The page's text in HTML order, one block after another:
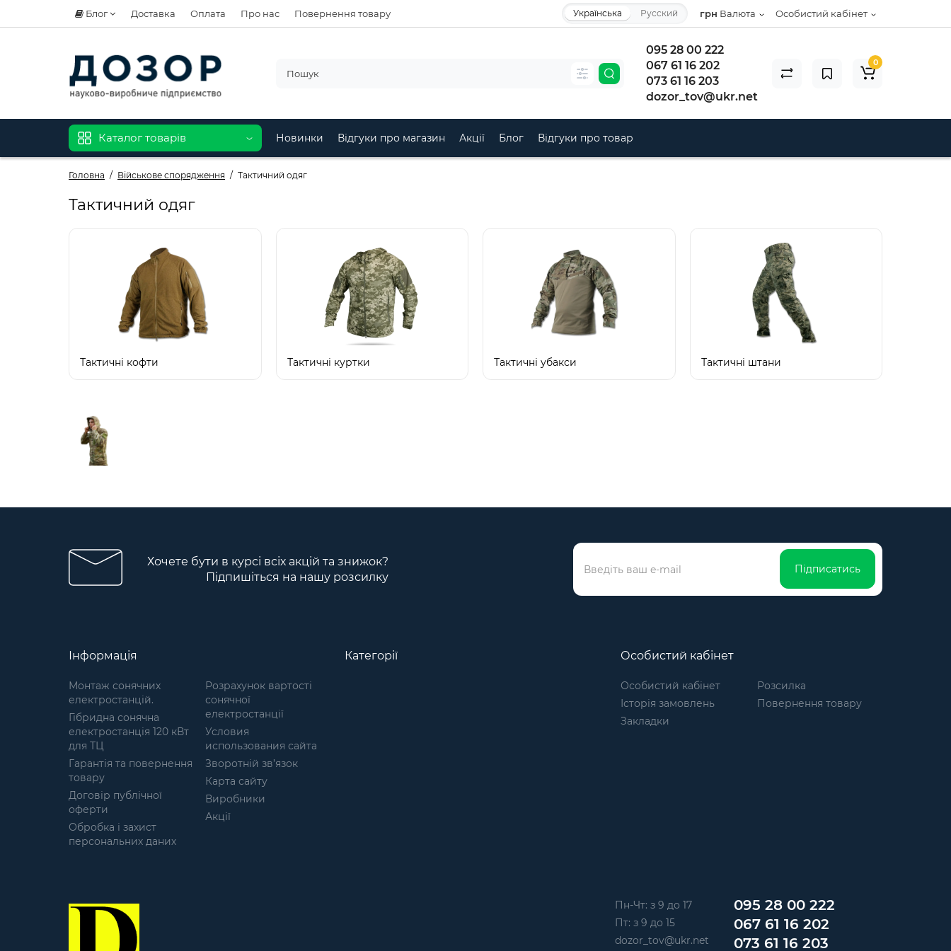
Блог Доставка Оплата Про нас Повернення товару Особистий кабінет
грн Валюта
Українська Русский
095 28 00 222
067 61 16 202
073 61 16 203
dozor_tov@ukr.net
0
Каталог товарів Новинки Відгуки про магазин Акції Блог Відгуки про товар
Головна Військове спорядження Тактичний одяг
Тактичний одяг
Тактичні кофти Тактичні куртки Тактичні убакси Тактичні штани
Хочете бути в курсі всіх акцій та знижок?
Підпишіться на нашу розсилку
Підписатись
Інформація
Монтаж сонячних
електростанцій.
Гібридна сонячна
електростанція 120 кВт
для ТЦ
Гарантія та повернення
товару
Договір публічної
оферти
Обробка і захист
персональних даних
Розрахунок вартості
сонячної
електростанції
Условия
использования сайта
Зворотній зв’язок
Карта сайту
Виробники
Акції
Категорії Особистий кабінет
Особистий кабінет
Історія замовлень
Закладки
Розсилка
Повернення товару
Пн-Чт: з 9 до 17
Пт: з 9 до 15
dozor_tov@ukr.net
095 28 00 222
067 61 16 202
073 61 16 203